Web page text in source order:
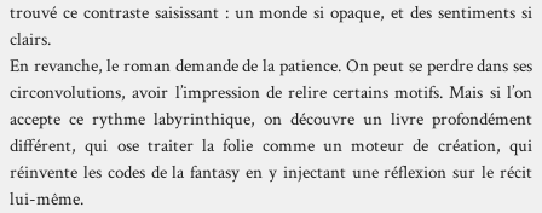
trouvé ce contraste saisissant : un monde si opaque, et des sentiments si
clairs.
En revanche, le roman demande de la patience. On peut se perdre dans ses
circonvolutions, avoir l’impression de relire certains motifs. Mais si l’on
accepte ce rythme labyrinthique, on découvre un livre profondément
différent, qui ose traiter la folie comme un moteur de création, qui
réinvente les codes de la fantasy en y injectant une réflexion sur le récit
lui-même.